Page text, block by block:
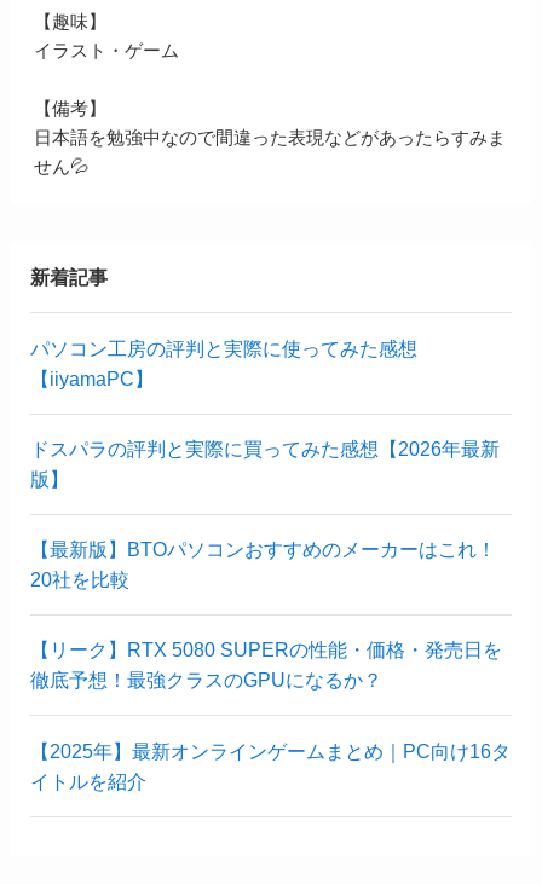
【趣味】
イラスト・ゲーム
【備考】
日本語を勉強中なので間違った表現などがあったらすみま
せん💦
新着記事
パソコン工房の評判と実際に使ってみた感想
【iiyamaPC】
ドスパラの評判と実際に買ってみた感想【2026年最新
版】
【最新版】BTOパソコンおすすめのメーカーはこれ！
20社を比較
【リーク】RTX 5080 SUPERの性能・価格・発売日を
徹底予想！最強クラスのGPUになるか？
【2025年】最新オンラインゲームまとめ｜PC向け16タ
イトルを紹介